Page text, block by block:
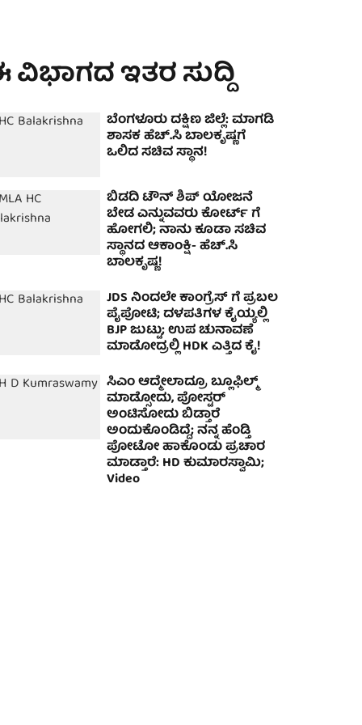
ವಿಭಾಗದ ಇತರ ಸುದ್ದಿ
ಬೆಂಗಳೂರು ದಕ್ಷಿಣ ಜಿಲ್ಲೆ: ಮಾಗಡಿ
ಶಾಸಕ ಹೆಚ್.ಸಿ ಬಾಲಕೃಷ್ಣಗೆ
ಒಲಿದ ಸಚಿವ ಸ್ಥಾನ!
ಬಿಡದಿ ಟೌನ್ ಶಿಪ್ ಯೋಜನೆ
ಬೇಡ ಎನ್ನುವವರು ಕೋರ್ಟ್ ಗೆ
ಹೋಗಲಿ; ನಾನು ಕೂಡಾ ಸಚಿವ
ಸ್ಥಾನದ ಆಕಾಂಕ್ಷಿ- ಹೆಚ್.ಸಿ
ಬಾಲಕೃಷ್ಣ!
JDS ನಿಂದಲೇ ಕಾಂಗ್ರೆಸ್ ಗೆ ಪ್ರಬಲ
ಪೈಪೋಟಿ; ದಳಪತಿಗಳ ಕೈಯ್ಯಲ್ಲಿ
BJP ಜುಟ್ಟು; ಉಪ ಚುನಾವಣೆ
ಮಾಡೋದ್ರಲ್ಲಿ HDK ಎತ್ತಿದ ಕೈ!
ಸಿಎಂ ಆದ್ಮೇಲಾದ್ರೂ ಬ್ಲೂಫಿಲ್ಮ್
ಮಾಡ್ಸೋದು, ಪೋಸ್ಟರ್
ಅಂಟಿಸೋದು ಬಿಡ್ತಾರೆ
ಅಂದುಕೊಂಡಿದ್ದೆ; ನನ್ನ ಹೆಂಡ್ತಿ
ಪೋಟೋ ಹಾಕೊಂಡು ಪ್ರಚಾರ
ಮಾಡ್ತಾರೆ: HD ಕುಮಾರಸ್ವಾಮಿ;
Video